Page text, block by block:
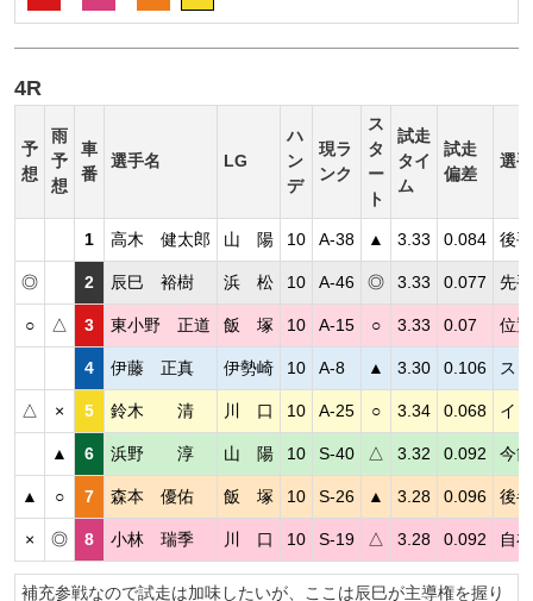
4R
予
想
雨
予
想
車
番
選手名 LG
ハ
ン
デ
現ラ
ンク
ス
タ
ー
ト
試走
タイ
ム
試走
偏差
選
1 高木 健太郎 山 陽 10 A-38 ▲ 3.33 0.084 後
◎ 2 辰巳 裕樹 浜 松 10 A-46 ◎ 3.33 0.077 先
○ △ 3 東小野 正道 飯 塚 10 A-15 ○ 3.33 0.07 位
4 伊藤 正真 伊勢崎 10 A-8 ▲ 3.30 0.106 ス
△ × 5 鈴木 清 川 口 10 A-25 ○ 3.34 0.068 イ
▲ 6 浜野 淳 山 陽 10 S-40 △ 3.32 0.092 今
▲ ○ 7 森本 優佑 飯 塚 10 S-26 ▲ 3.28 0.096 後
× ◎ 8 小林 瑞季 川 口 10 S-19 △ 3.28 0.092 自
補充参戦なので試走は加味したいが、ここは辰巳が主導権を握り